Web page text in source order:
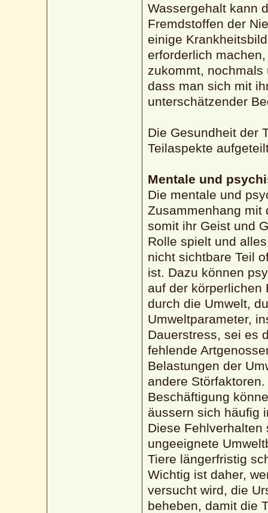
Wassergehalt kann
Fremdstoffen der
einige
erforderlich
zukommt,
dass man sich mit
unterschätzender
Die Gesundheit der
Teilaspekte
Mentale und
Die mentale und
Zusammenhang mit
somit ihr Geist und
Rolle spielt und
nicht sichtbare Teil
ist. Dazu können
auf der körperlichen
durch die Umwelt,
Umweltparameter,
Dauerstress, sei es
fehlende
Belastungen der
andere
Beschäftigung
äussern sich häufig
Diese
ungeeignete
Tiere längerfristig
Wichtig ist daher,
versucht wird, die
beheben, damit die